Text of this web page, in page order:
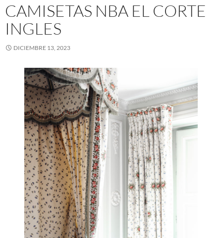
CAMISETAS NBA EL CORTE
INGLES
DICIEMBRE 13, 2023